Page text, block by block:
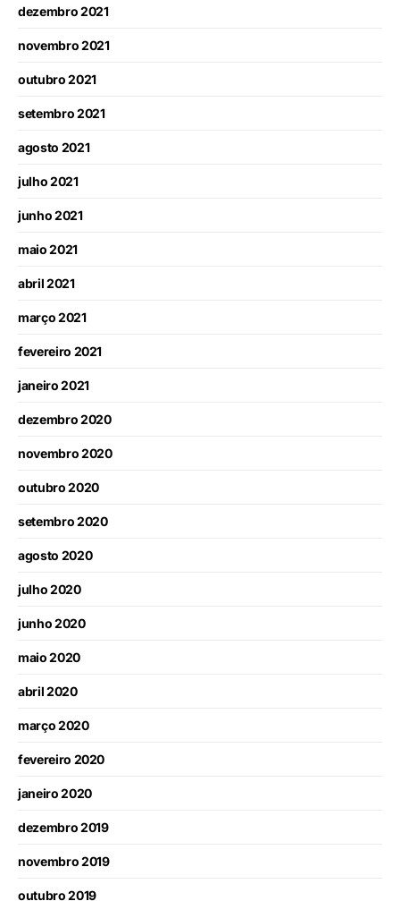
dezembro 2021
novembro 2021
outubro 2021
setembro 2021
agosto 2021
julho 2021
junho 2021
maio 2021
abril 2021
março 2021
fevereiro 2021
janeiro 2021
dezembro 2020
novembro 2020
outubro 2020
setembro 2020
agosto 2020
julho 2020
junho 2020
maio 2020
abril 2020
março 2020
fevereiro 2020
janeiro 2020
dezembro 2019
novembro 2019
outubro 2019